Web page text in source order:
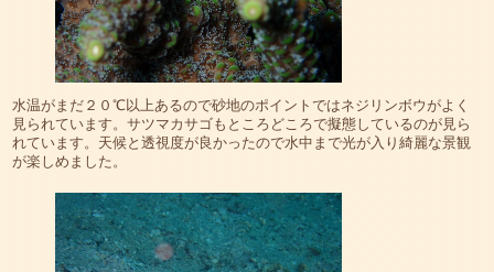
水温がまだ２０℃以上あるので砂地のポイントではネジリンボウがよく
見られています。サツマカサゴもところどころで擬態しているのが見ら
れています。天候と透視度が良かったので水中まで光が入り綺麗な景観
が楽しめました。